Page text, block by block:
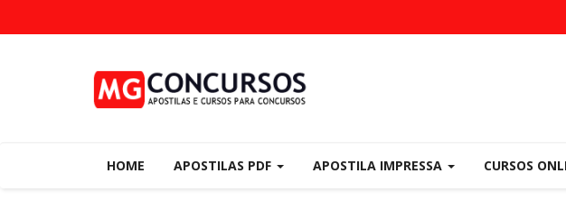
HOME APOSTILAS PDF APOSTILA IMPRESSA CURSOS